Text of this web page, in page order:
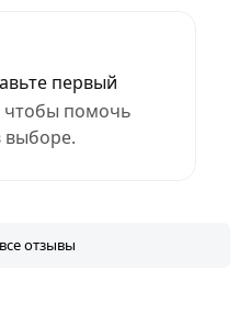
первый
чтобы помочь
выборе.
отзывы